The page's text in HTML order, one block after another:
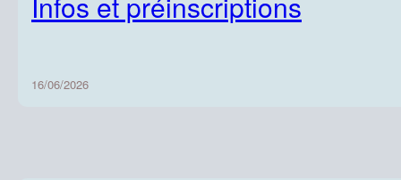
16/06/2026